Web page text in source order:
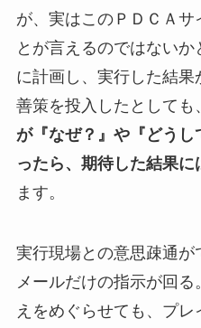
が、実はこのＰＤＣＡサ
とが言えるのではない
に計画し、実行した結
善策を投入したとしても
が『なぜ？』や『どう
ったら、期待した結果
ます。
実行現場との意思疎通
メールだけの指示が回
えをめぐらせても、プ